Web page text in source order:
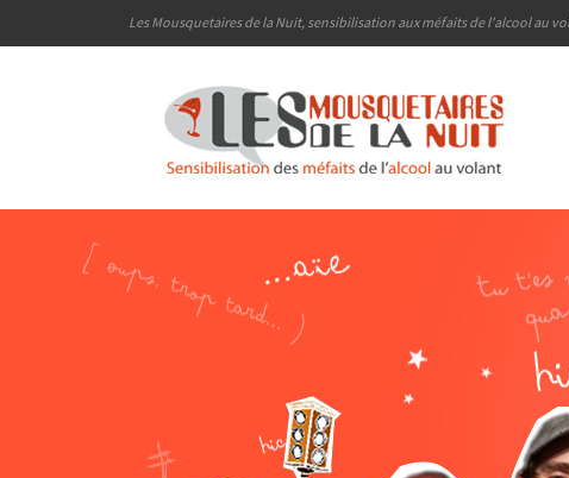
Les Mousquetaires de la Nuit, sensibilisation aux méfaits de l'alcool au